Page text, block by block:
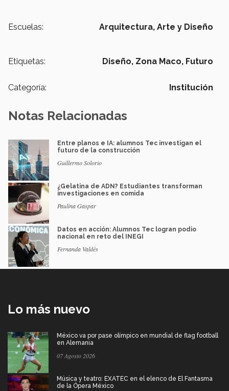
Escuelas: Arquitectura, Arte y Diseño
Etiquetas: Diseño, Zona Maco, Futuro
Categoría: Institución
Notas Relacionadas
Entre planos e IA: alumnos Tec investigan el
futuro de la construcción
Guillermo Solorio
¿Gelatina de ADN? Estudiantes transforman
investigaciones en comida
Paulina Gaspar
Datos en acción: Alumnos Tec logran podio
nacional en reto del INEGI
Fernanda Valdés
Lo más nuevo
México va por pase olímpico en mundial de flag football
en Alemania
07 Agosto 2026
Música y teatro: EXATEC en el elenco de El Fantasma
de la Ópera México